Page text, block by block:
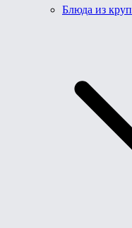
Блюда из круп